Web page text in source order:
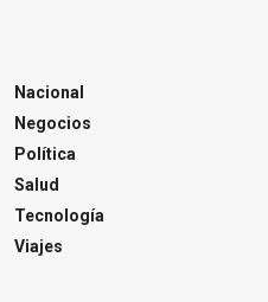
Nacional
Negocios
Política
Salud
Tecnología
Viajes